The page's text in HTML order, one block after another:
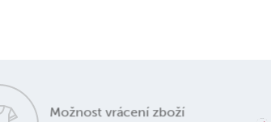
Možnost vrácení zboží